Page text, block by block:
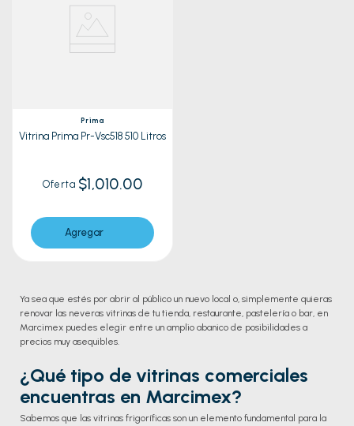
Prima
Vitrina Prima Pr-Vsc518 510 Litros
Oferta $1,010.00
Agregar
Ya sea que estés por abrir al público un nuevo local o, simplemente quieras
renovar las neveras vitrinas de tu tienda, restaurante, pastelería o bar, en
Marcimex puedes elegir entre un amplio abanico de posibilidades a
precios muy asequibles.
¿Qué tipo de vitrinas comerciales
encuentras en Marcimex?
Sabemos que las vitrinas frigoríficas son un elemento fundamental para la